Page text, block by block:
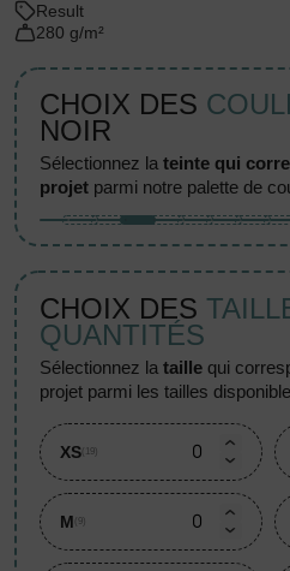
Result
280 g/m²
CHOIX DES
NOIR
sélectionnez lateinte qui
projet parmi notre palette de
CHOIX DES
QUANTITÉS
sélectionnez lataille qui
projet parmi les tailles
XS (19)
M (9)